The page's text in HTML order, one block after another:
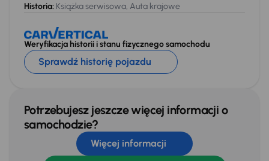
Historia: Książka serwisowa, Auta krajowe
Weryfikacja historii i stanu fizycznego samochodu
Sprawdź historię pojazdu
Potrzebujesz jeszcze więcej informacji o
samochodzie?
Więcej informacji